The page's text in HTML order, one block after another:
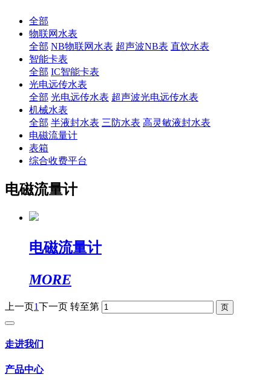
全部
物联网水表
全部 NB物联网水表 超声波NB表 直饮水表
智能卡表
全部 IC智能卡表
光电远传水表
全部 光电远传水表 超声波光电远传水表
机械水表
全部 半液封水表 三防水表 高灵敏液封水表
电磁流量计
表箱
综合收费平台
电磁流量计
电磁流量计
MORE
上一页1下一页 转至第
走进我们
产品中心